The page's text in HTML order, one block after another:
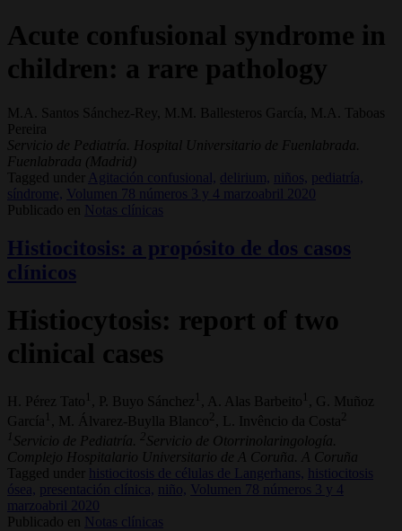
Acute confusional syndrome in
children: a rare pathology
M.A. Santos Sánchez-Rey, M.M. Ballesteros García, M.A. Taboas
Pereira
Servicio de Pediatría. Hospital Universitario de Fuenlabrada.
Fuenlabrada (Madrid)
Tagged under
Agitación confusional, delirium, niños, pediatría,
síndrome,
Volumen 78 números 3 y 4 marzoabril 2020
Publicado en
Notas clínicas
Histiocitosis: a propósito de dos casos
clínicos
Histiocytosis: report of two
clinical cases
H. Pérez Tato 1 , P. Buyo Sánchez 1 , A. Alas Barbeito 1
, G. Muñoz
García 1 , M. Álvarez-Buylla Blanco , L. Invêncio da Costa
1 Servicio de Pediatría. 2 Servicio de Otorrinolaringología.
Complejo Hospitalario Universitario de A Coruña. A Coruña
Tagged under
histiocitosis de células de Langerhans,
histiocitosis
ósea, presentación clínica, niño, Volumen 78 números 3 y 4
marzoabril 2020
Publicado en Notas clínicas